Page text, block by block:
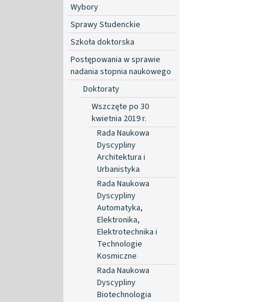
Wybory
Sprawy Studenckie
Szkoła doktorska
Postępowania w sprawie
nadania stopnia naukowego
Doktoraty
Wszczęte po 30
kwietnia 2019 r.
Rada Naukowa
Dyscypliny
Architektura i
Urbanistyka
Rada Naukowa
Dyscypliny
Automatyka,
Elektronika,
Elektrotechnika i
Technologie
Kosmiczne
Rada Naukowa
Dyscypliny
Biotechnologia